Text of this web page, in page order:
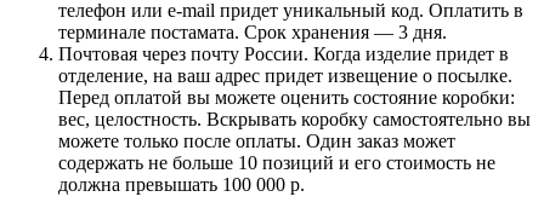
телефон или e-mail придет уникальный код. Оплатить в
терминале постамата. Срок хранения — 3 дня.
Почтовая через почту России. Когда изделие придет в
отделение, на ваш адрес придет извещение о посылке.
Перед оплатой вы можете оценить состояние коробки:
вес, целостность. Вскрывать коробку самостоятельно вы
можете только после оплаты. Один заказ может
содержать не больше 10 позиций и его стоимость не
должна превышать 100 000 р.